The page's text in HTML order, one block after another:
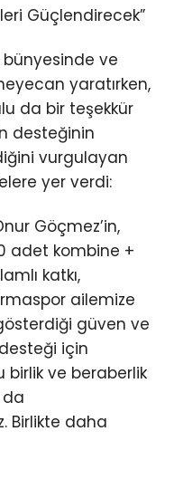
Güçlendirecek”
bünyesinde ve
yaratırken,
da bir teşekkür
desteğinin
vurgulayan
yer verdi:
Göçmez’in,
adet kombine +
katkı,
ailemize
güven ve
için
birlik ve beraberlik
Birlikte daha